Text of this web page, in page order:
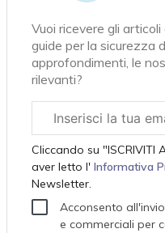
Vuoi ricevere gli
guide per la sicurezza
approfondimenti, le
rilevanti?
aziendale
Cliccando su "ISCRIVITI
aver letto l'Informativa
Newsletter.
Acconsento
e commerciali per